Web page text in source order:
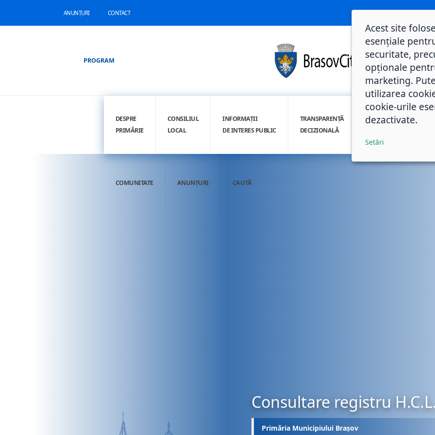
ANUNȚURI CONTACT
PROGRAM
DESPRE
PRIMĂRIE
CONSILIUL
LOCAL
INFORMAȚII
DE INTERES PUBLIC
TRANSPARENȚĂ
DECIZIONALĂ
INTEGRITATE
COMUNITATE ANUNȚURI CAUTĂ
Consultare registru
Primăria Municipiului Brașov
Acest site
esențiale
securitate,
opționale
marketing.
utilizarea
cookie-urile
dezactivate.
Setări